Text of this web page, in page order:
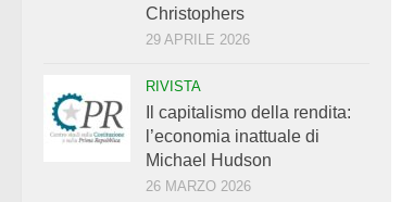
Christophers
29 APRILE 2026
RIVISTA
Il capitalismo della rendita:
l’economia inattuale di
Michael Hudson
26 MARZO 2026